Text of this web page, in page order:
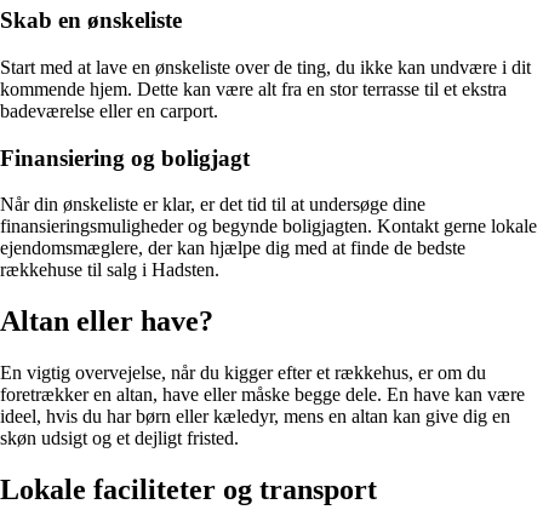
Skab en ønskeliste
Start med at lave en ønskeliste over de ting, du ikke kan undvære i dit
kommende hjem. Dette kan være alt fra en stor terrasse til et ekstra
badeværelse eller en carport.
Finansiering og boligjagt
Når din ønskeliste er klar, er det tid til at undersøge dine
finansieringsmuligheder og begynde boligjagten. Kontakt gerne lokale
ejendomsmæglere, der kan hjælpe dig med at finde de bedste
rækkehuse til salg i Hadsten.
Altan eller have?
En vigtig overvejelse, når du kigger efter et rækkehus, er om du
foretrækker en altan, have eller måske begge dele. En have kan være
ideel, hvis du har børn eller kæledyr, mens en altan kan give dig en
skøn udsigt og et dejligt fristed.
Lokale faciliteter og transport